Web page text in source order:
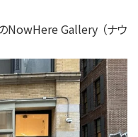
NowHere Gallery （ナウ